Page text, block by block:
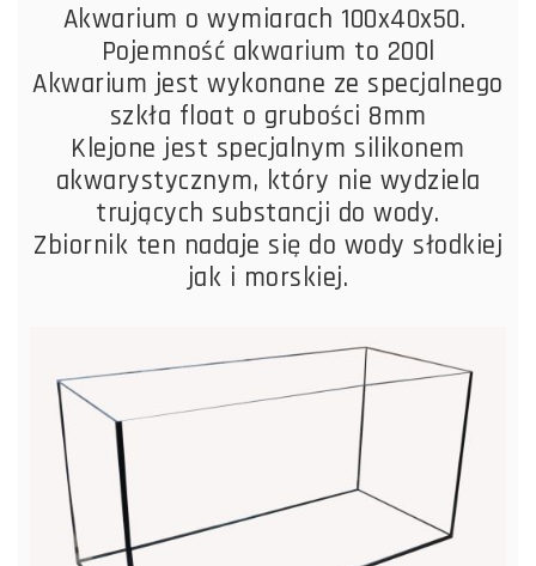
Akwarium o wymiarach 100x40x50.
Pojemność akwarium to 200l
Akwarium jest wykonane ze specjalnego
szkła float o grubości 8mm
Klejone jest specjalnym silikonem
akwarystycznym, który nie wydziela
trujących substancji do wody.
Zbiornik ten nadaje się do wody słodkiej
jak i morskiej.